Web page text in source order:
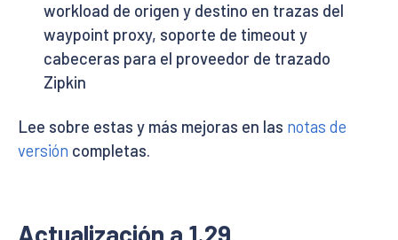
workload de origen y destino en trazas del
waypoint proxy, soporte de timeout y
cabeceras para el proveedor de trazado
Zipkin
Lee sobre estas y más mejoras en las notas de
versión completas.